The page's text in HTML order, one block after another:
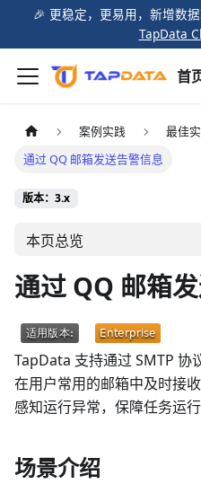
🎉️ 更稳定，更易用，新增数
TapData
首
案例实践
最佳
通过 QQ 邮箱发送告警信息
版本：3.x
本页总览
通过 QQ 邮箱
TapData 支持通过 SMTP 协
在用户常用的邮箱中及时接
感知运行异常，保障任务运
场景介绍